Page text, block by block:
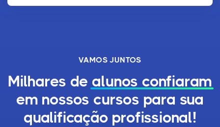
VAMOS JUNTOS
Milhares de alunos confiaram
em nossos cursos para sua
qualificação profissional!